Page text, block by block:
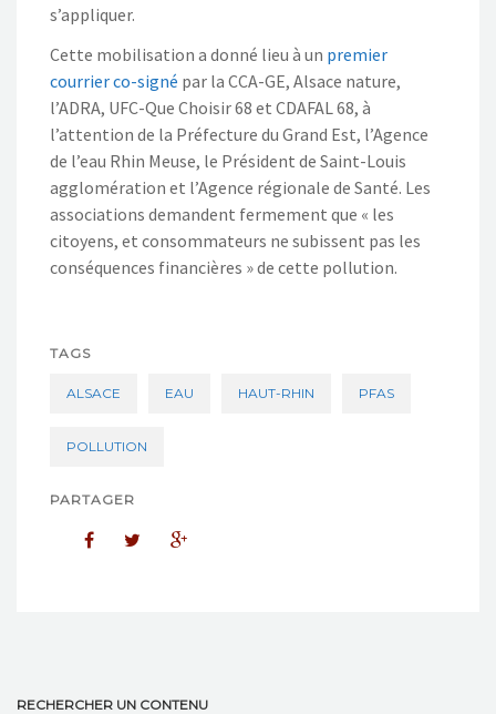
s’appliquer.
Cette mobilisation a donné lieu à un premier
courrier co-signé par la CCA-GE, Alsace nature,
l’ADRA, UFC-Que Choisir 68 et CDAFAL 68, à
l’attention de la Préfecture du Grand Est, l’Agence
de l’eau Rhin Meuse, le Président de Saint-Louis
agglomération et l’Agence régionale de Santé. Les
associations demandent fermement que « les
citoyens, et consommateurs ne subissent pas les
conséquences financières » de cette pollution.
TAGS
ALSACE EAU HAUT-RHIN PFAS
POLLUTION
PARTAGER
RECHERCHER UN CONTENU